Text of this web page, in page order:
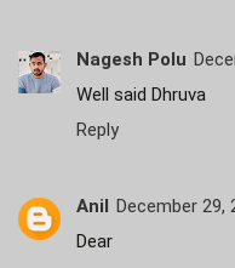
Nagesh Polu
Well said Dhruva
Reply
Anil
December 29,
Dear